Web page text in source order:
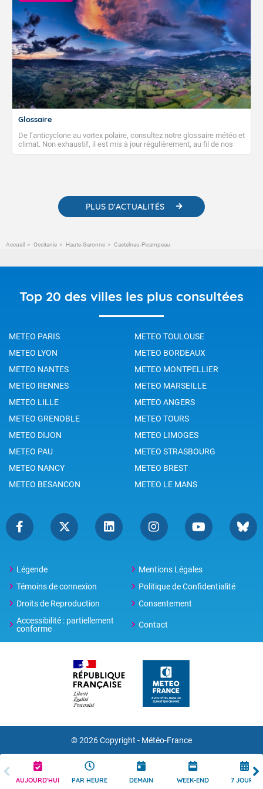
AUJOURD'HUI PAR HEURE DEMAIN WEEK-END 7 JOURS
Glossaire
De l’anticyclone au vortex polaire, consultez notre glossaire météo et
climat. Non exhaustif, il est mis à jour régulièrement, au fil de nos
publications. Vous y trouverez également des liens utiles vers nos
PLUS D'ACTUALITÉS
Accueil Occitanie Haute-Garonne Castelnau-Picampeau
Top 20 des villes les plus consultées
METEO PARIS
METEO TOULOUSE
METEO LYON
METEO BORDEAUX
METEO NANTES
METEO MONTPELLIER
METEO RENNES
METEO MARSEILLE
METEO LILLE
METEO ANGERS
METEO GRENOBLE
METEO TOURS
METEO DIJON
METEO LIMOGES
METEO PAU
METEO STRASBOURG
METEO NANCY
METEO BREST
METEO BESANCON
METEO LE MANS
Légende
Mentions Légales
Témoins de connexion
Politique de Confidentialité
Droits de Reproduction
Consentement
Accessibilité : partiellement
conforme
Contact
© 2026 Copyright - Météo-France